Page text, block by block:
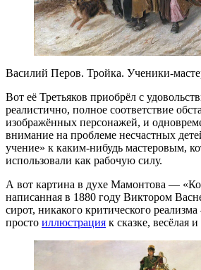
Василий Перов. Тройка. Ученики-
Вот её Третьяков приобрёл с
реалистично, полное соответствие
изображённых персонажей, и
внимание на проблеме несчастных
учение» к каким-нибудь мастеровым,
использовали как рабочую силу.
А вот картина в духе Мамонтова —
написанная в 1880 году Виктором
сирот, никакого критического
просто иллюстрация к сказке, весёлая